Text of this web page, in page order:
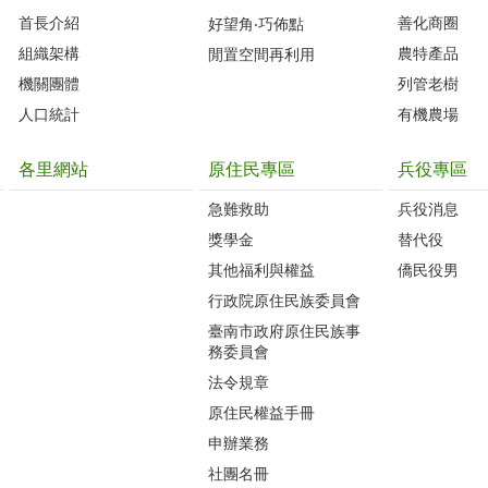
首長介紹
組織架構
機關團體
人口統計
好望角‧巧佈點
閒置空間再利用
善化商圈
農特產品
列管老樹
有機農場
各里網站 原住民專區
急難救助
獎學金
其他福利與權益
行政院原住民族委員會
臺南市政府原住民族事
務委員會
法令規章
原住民權益手冊
申辦業務
社團名冊
兵役專區
兵役消息
替代役
僑民役男